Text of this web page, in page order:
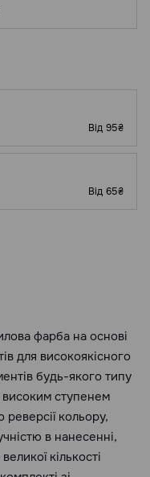
Від 95₴
Від 65₴
фарба на основі
для високоякісного
будь-якого типу
високим ступенем
реверсії кольору,
в нанесенні,
кількості